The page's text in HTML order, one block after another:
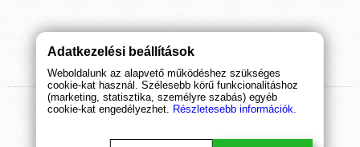
Termékértékelések
ÉRTÉKELÉS BEKÜLDÉSE
Adatkezelési beállítások
Weboldalunk az alapvető működéshez szükséges
cookie-kat használ. Szélesebb körű funkcionalitáshoz
(marketing, statisztika, személyre szabás) egyéb
cookie-kat engedélyezhet. Részletesebb információk.